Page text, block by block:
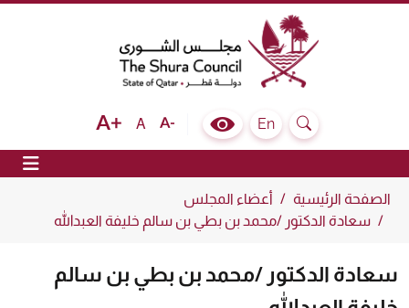
The Shura Council State of Qatar
Search
En
Colour Contrast Selector
Text size bigger
AText size normal
Text size smaller
الصفحة الرئيسية
أعضاء المجلس
سعادة الدكتور /محمد بن بطي بن سالم خليفة العبدالله
سعادة الدكتور /محمد بن بطي بن سالم